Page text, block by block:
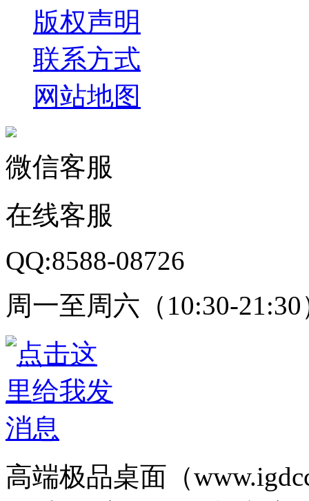
版权声明
联系方式
网站地图
微信客服
在线客服
QQ:8588-08726
周一至周六（10:30-21:30
高端极品桌面（